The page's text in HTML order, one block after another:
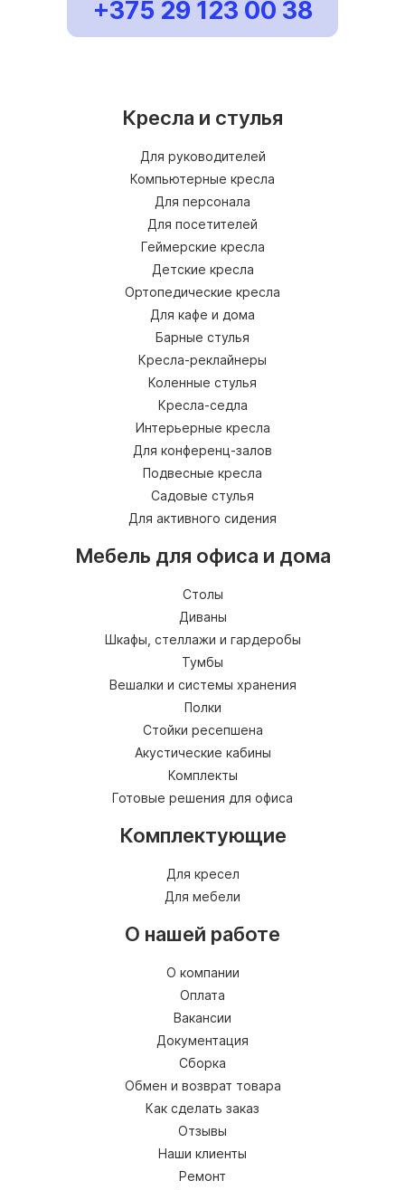
+375 29 123 00 38
Кресла и стулья
Для руководителей
Компьютерные кресла
Для персонала
Для посетителей
Геймерские кресла
Детские кресла
Ортопедические кресла
Для кафе и дома
Барные стулья
Кресла-реклайнеры
Коленные стулья
Кресла-седла
Интерьерные кресла
Для конференц-залов
Подвесные кресла
Садовые стулья
Для активного сидения
Мебель для офиса и дома
Столы
Диваны
Шкафы, стеллажи и гардеробы
Тумбы
Вешалки и системы хранения
Полки
Стойки ресепшена
Акустические кабины
Комплекты
Готовые решения для офиса
Комплектующие
Для кресел
Для мебели
О нашей работе
О компании
Оплата
Вакансии
Документация
Сборка
Обмен и возврат товара
Как сделать заказ
Отзывы
Наши клиенты
Ремонт